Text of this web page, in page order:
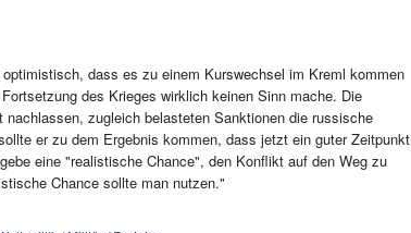
dass es zu einem Kurswechsel im Kreml kommen
des Krieges wirklich keinen Sinn mache. Die
nachlassen, zugleich belasteten Sanktionen die russische
er zu dem Ergebnis kommen, dass jetzt ein guter Zeitpunkt
eine "realistische Chance", den Konflikt auf den Weg zu
Chance sollte man nutzen."